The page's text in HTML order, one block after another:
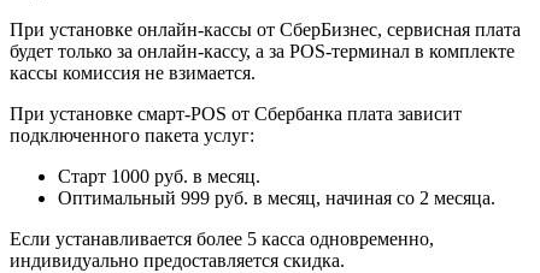
При установке онлайн-кассы от СберБизнес, сервисная плата
будет только за онлайн-кассу, а за POS-терминал в комплекте
кассы комиссия не взимается.
При установке смарт-POS от Сбербанка плата зависит
подключенного пакета услуг:
Старт 1000 руб. в месяц.
Оптимальный 999 руб. в месяц, начиная со 2 месяца.
Если устанавливается более 5 касса одновременно,
индивидуально предоставляется скидка.